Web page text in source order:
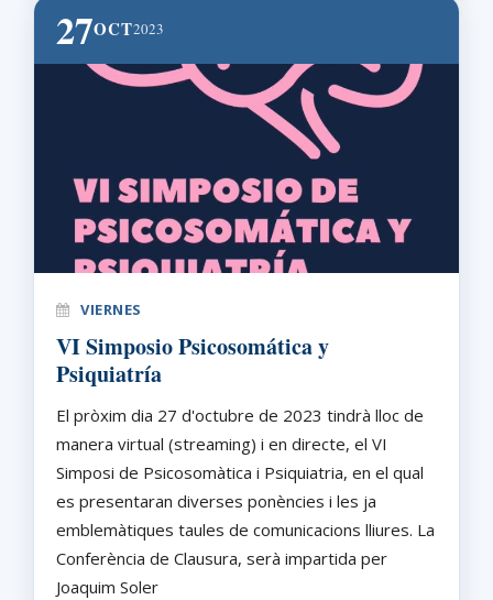
27OCT2023
VIERNES
VI Simposio Psicosomática y
Psiquiatría
El pròxim dia 27 d'octubre de 2023 tindrà lloc de
manera virtual (streaming) i en directe, el VI
Simposi de Psicosomàtica i Psiquiatria, en el qual
es presentaran diverses ponències i les ja
emblemàtiques taules de comunicacions lliures. La
Conferència de Clausura, serà impartida per
Joaquim Soler